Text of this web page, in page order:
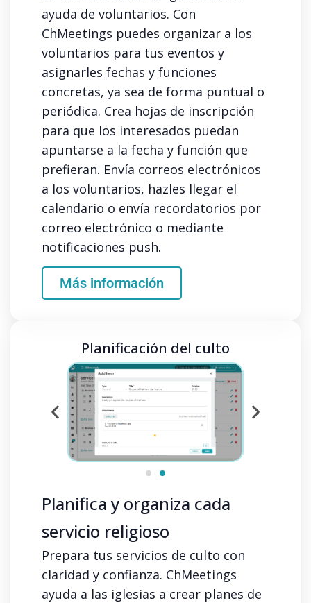
ayuda de voluntarios. Con
ChMeetings puedes organizar a los
voluntarios para tus eventos y
asignarles fechas y funciones
concretas, ya sea de forma puntual o
periódica. Crea hojas de inscripción
para que los interesados puedan
apuntarse a la fecha y función que
prefieran. Envía correos electrónicos
a los voluntarios, hazles llegar el
calendario o envía recordatorios por
correo electrónico o mediante
notificaciones push.
Más información
Planificación del culto
Planifica y organiza cada
servicio religioso
Prepara tus servicios de culto con
claridad y confianza. ChMeetings
ayuda a las iglesias a crear planes de